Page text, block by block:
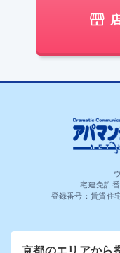
宅建免許
登録番号：賃貸住
京都のエリアから